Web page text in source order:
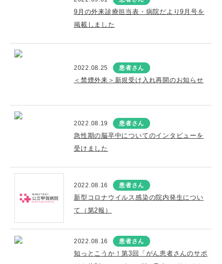
9月の外来診療担当表・病院だより9月号を
掲載しました
2022.08.25 患者さん
＜禁煙外来＞新規受け入れ再開のお知らせ
2022.08.19 患者さん
急性期の脳卒中についてのインタビューを
受けました
2022.08.16 患者さん
新型コロナウイルス感染の院内発生につい
て（第2報）
2022.08.16 患者さん
知っとこうか！第3回「がん患者さんのサポ